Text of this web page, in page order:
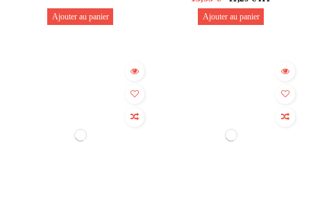
Ajouter au panier Ajouter au panier